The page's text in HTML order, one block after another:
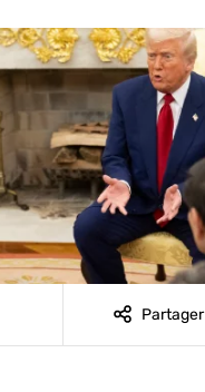
Partager